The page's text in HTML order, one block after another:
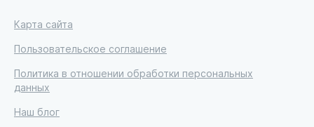
Карта сайта
Пользовательское соглашение
Политика в отношении обработки персональных
данных
Наш блог